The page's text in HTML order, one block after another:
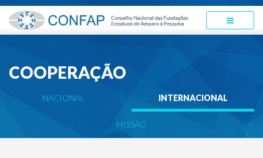
COOPERAÇÃO
NACIONAL INTERNACIONAL
MISSÃO